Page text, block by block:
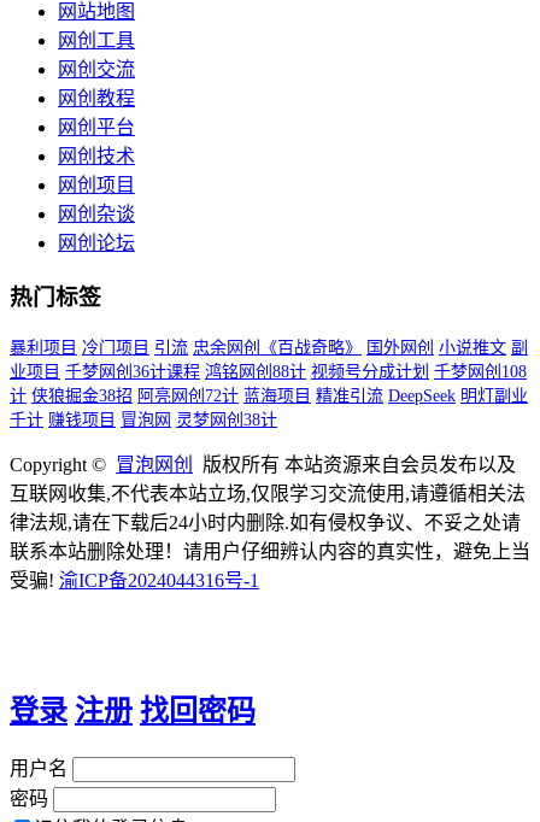
网站地图
网创工具
网创交流
网创教程
网创平台
网创技术
网创项目
网创杂谈
网创论坛
热门标签
暴利项目 冷门项目 引流 忠余网创《百战奇略》 国外网创 小说推文 副
业项目 千梦网创36计课程 鸿铭网创88计 视频号分成计划 千梦网创108
计 侠狼掘金38招 阿亮网创72计 蓝海项目 精准引流 DeepSeek 明灯副业
千计 赚钱项目 冒泡网 灵梦网创38计
Copyright © 冒泡网创
版权所有 本站资源来自会员发布以及
互联网收集,不代表本站立场,仅限学习交流使用,请遵循相关法
律法规,请在下载后24小时内删除.如有侵权争议、不妥之处请
联系本站删除处理！请用户仔细辨认内容的真实性，避免上当
受骗! 渝ICP备2024044316号-1
登录 注册 找回密码
用户名
密码